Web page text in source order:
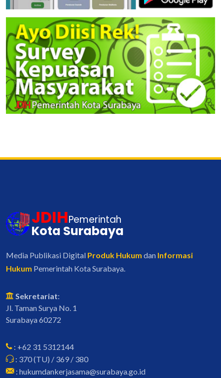
JDIHPemerintah
Kota Surabaya
Media Publikasi Digital Produk Hukum dan Informasi
Hukum Pemerintah Kota Surabaya.
Sekretariat:
Jl. Taman Surya No. 1
Surabaya 60272
: +62 31 5312144
: 370 (TU) / 369 / 380
: hukumdankerjasama@surabaya.go.id